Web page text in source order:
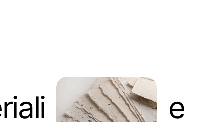
e